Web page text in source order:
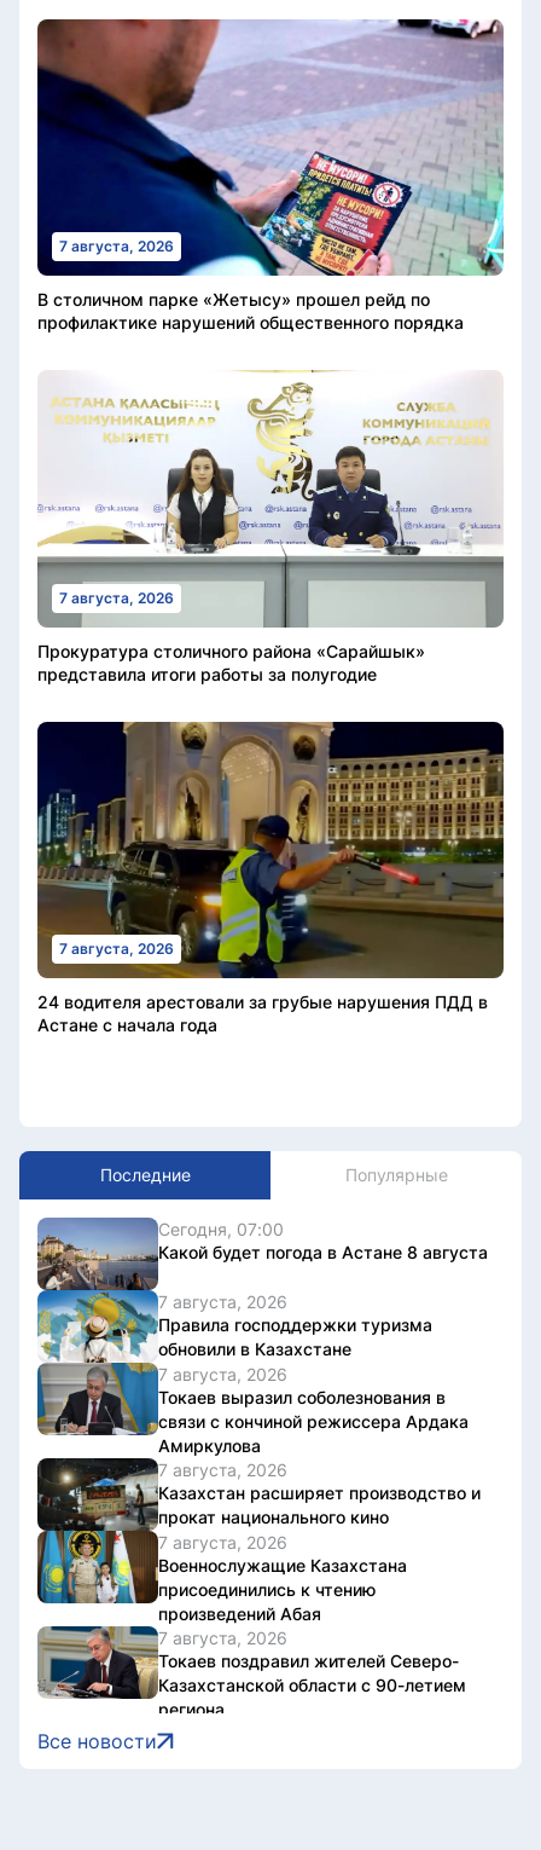
7 августа, 2026
В столичном парке «Жетысу» прошел рейд по
профилактике нарушений общественного порядка
7 августа, 2026
Прокуратура столичного района «Сарайшык»
представила итоги работы за полугодие
7 августа, 2026
24 водителя арестовали за грубые нарушения ПДД в
Астане с начала года
Последние Популярные
Сегодня, 07:00
Какой будет погода в Астане 8 августа
7 августа, 2026
Правила господдержки туризма
обновили в Казахстане
7 августа, 2026
Токаев выразил соболезнования в
связи с кончиной режиссера Ардака
Амиркулова
7 августа, 2026
Казахстан расширяет производство и
прокат национального кино
7 августа, 2026
Военнослужащие Казахстана
присоединились к чтению
произведений Абая
7 августа, 2026
Токаев поздравил жителей Северо-
Казахстанской области с 90-летием
региона
7 августа, 2026
Документы об ученых званиях будут
Все новости